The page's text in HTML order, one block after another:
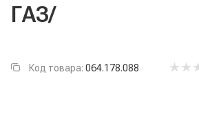
ГАЗ/
Код товара: 064.178.088